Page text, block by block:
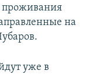
проживания
на
уже в